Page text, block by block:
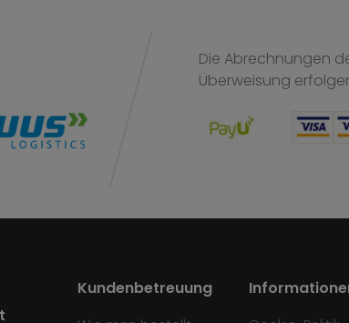
Die Abrechnungen
Überweisung
Kundenbetreuung